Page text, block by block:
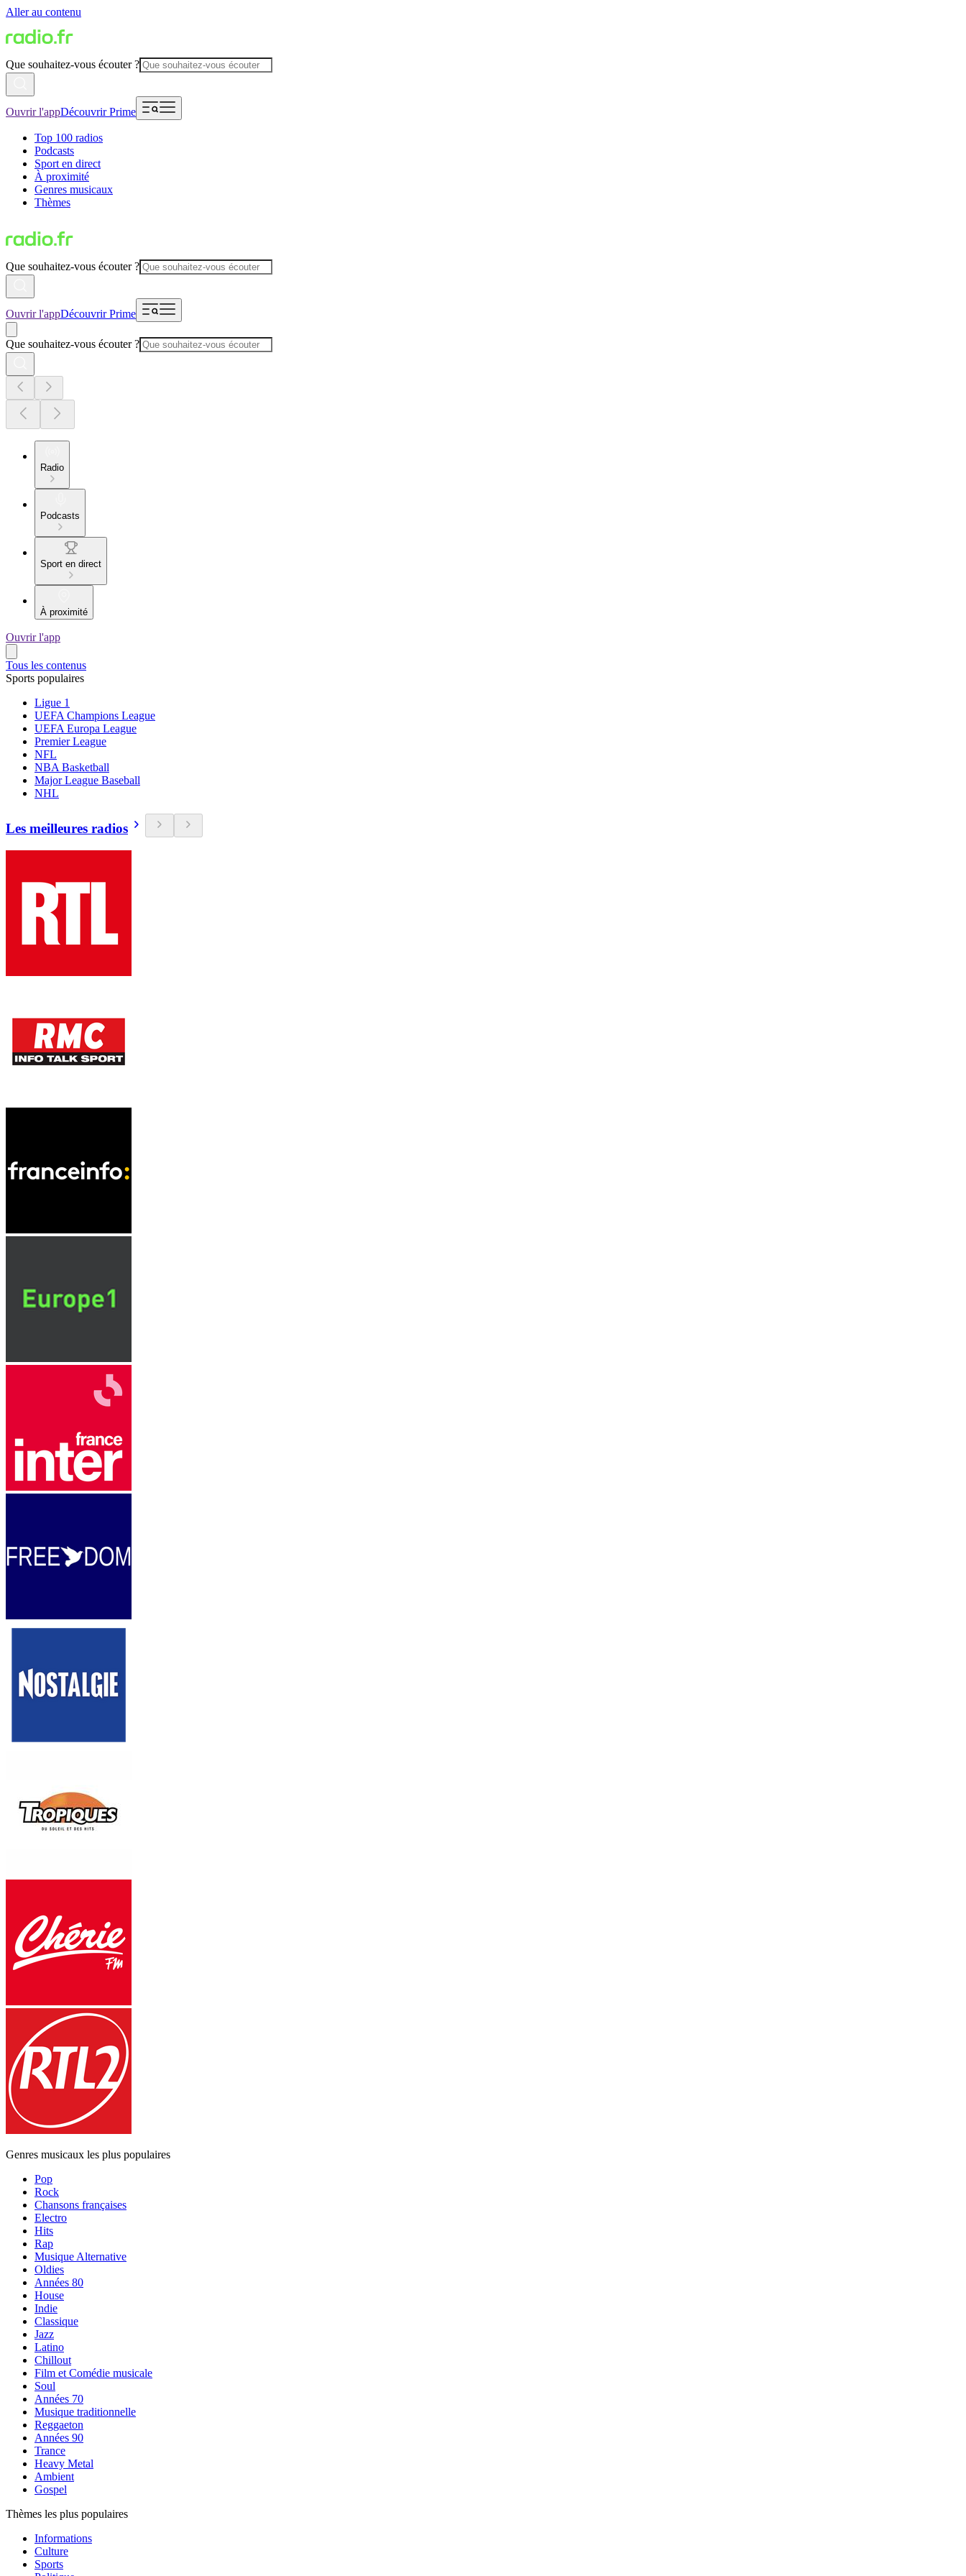
Aller au contenu
Que souhaitez-vous écouter ?
Ouvrir l'appDécouvrir Prime
Top 100 radios
Podcasts
Sport en direct
À proximité
Genres musicaux
Thèmes
Que souhaitez-vous écouter ?
Ouvrir l'appDécouvrir Prime
Que souhaitez-vous écouter ?
Radio
Podcasts
Sport en direct
À proximité
Ouvrir l'app
Tous les contenus
Sports populaires
Ligue 1
UEFA Champions League
UEFA Europa League
Premier League
NFL
NBA Basketball
Major League Baseball
NHL
Les meilleures radios
Genres musicaux les plus populaires
Pop
Rock
Chansons françaises
Electro
Hits
Rap
Musique Alternative
Oldies
Années 80
House
Indie
Classique
Jazz
Latino
Chillout
Film et Comédie musicale
Soul
Années 70
Musique traditionnelle
Reggaeton
Années 90
Trance
Heavy Metal
Ambient
Gospel
Thèmes les plus populaires
Informations
Culture
Sports